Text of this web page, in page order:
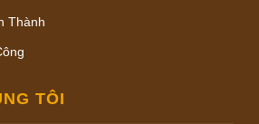
Thành
TÔI